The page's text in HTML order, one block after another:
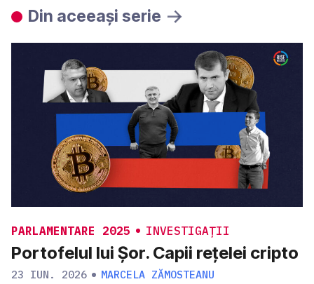
Din aceeași serie
PARLAMENTARE 2025 INVESTIGAȚII
Portofelul lui Șor. Capii rețelei cripto
23 IUN. 2026 MARCELA ZĂMOSTEANU